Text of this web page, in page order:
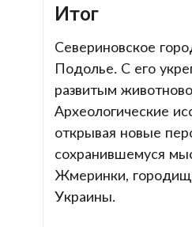
Итог
Севериновское
Подолье. С его
развитым
Археологические
открывая новые
сохранившемуся
Жмеринки,
Украины.